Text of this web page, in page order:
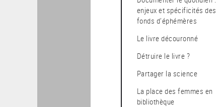
enjeux et spécificités des
fonds d’éphémères
le livre découronné
Détruire le livre ?
Partager la science
La place des femmes en
bibliothèque